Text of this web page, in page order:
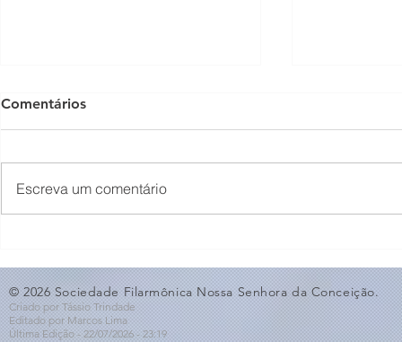
🎵🎶
ao Dia dos
Comentários
Escreva um comentário
© 2026 Sociedade Filarmônica Nossa Senhora da Conceição.
Criado por Tássio Trindade
Editado por Marcos Lima
Última Edição - 22/07/2026- 23:19